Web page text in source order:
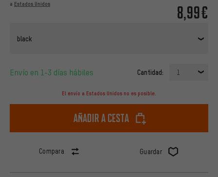
8,99€
a Estados Unidos
black
Envío en 1-3 días hábiles Cantidad: 1
El envío a Estados Unidos no es posible.
Añadir a cesta
Compara Guardar